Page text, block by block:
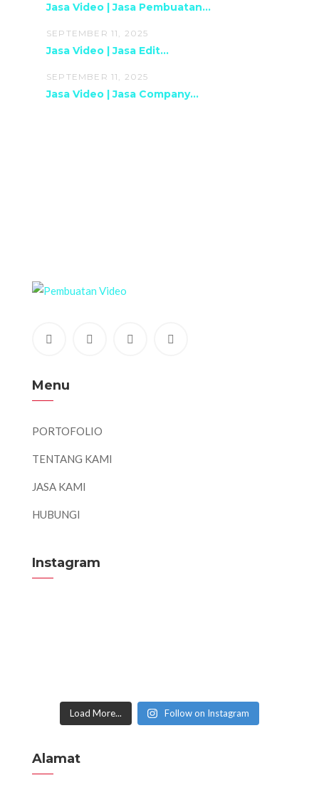
Jasa Video | Jasa Pembuatan...
SEPTEMBER 11, 2025
Jasa Video | Jasa Edit...
SEPTEMBER 11, 2025
Jasa Video | Jasa Company...
Menu
PORTOFOLIO
TENTANG KAMI
JASA KAMI
HUBUNGI
Instagram
Load More... Follow on Instagram
Alamat